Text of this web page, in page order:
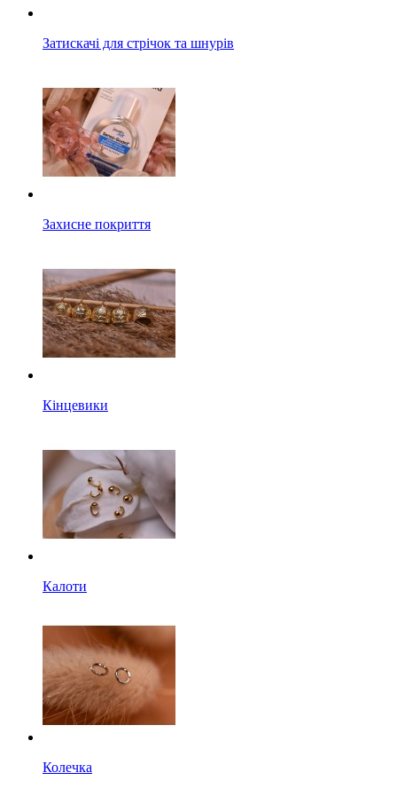
Затискачі для стрічок та шнурів
Захисне покриття
Кінцевики
Калоти
Колечка